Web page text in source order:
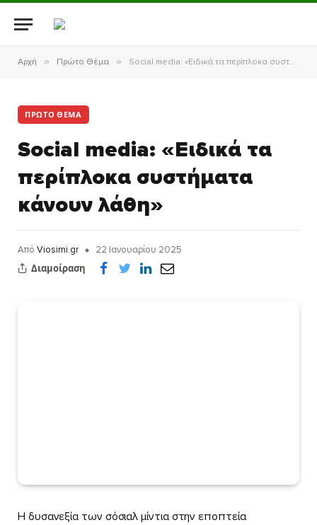
Αρχή » Πρώτο Θέμα » Social media: «Ειδικά τα περίπλοκα συστήματα κάνουν λάθη»
ΠΡΏΤΟ ΘΈΜΑ
Social media: «Ειδικά τα
περίπλοκα συστήματα
κάνουν λάθη»
Από Viosimi.gr
22 Ιανουαρίου 2025
Διαμοίραση
Η δυσανεξία των σόσιαλ μίντια στην εποπτεία